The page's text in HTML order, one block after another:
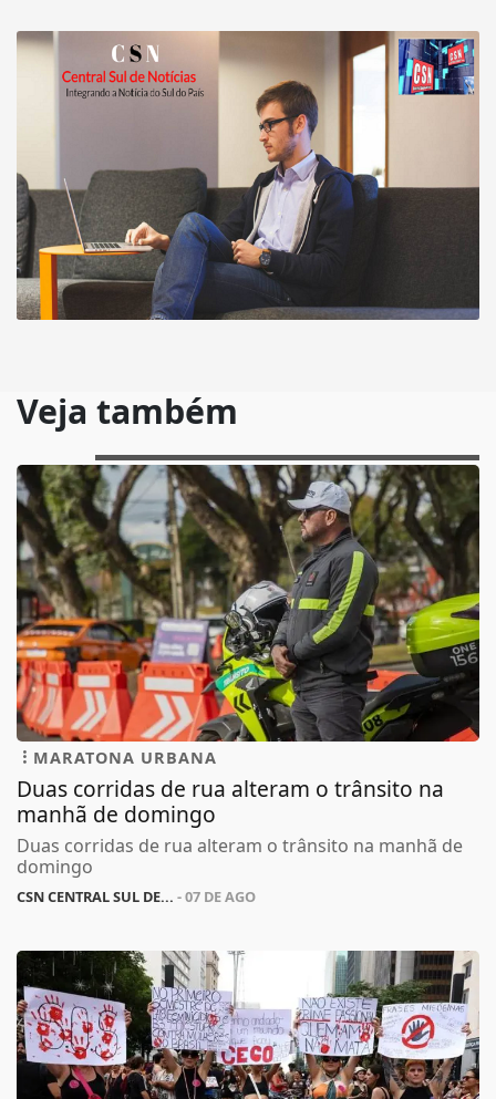
Veja também
MARATONA URBANA
Duas corridas de rua alteram o trânsito na
manhã de domingo
Duas corridas de rua alteram o trânsito na manhã de
domingo
CSN CENTRAL SUL DE... - 07 DE AGO